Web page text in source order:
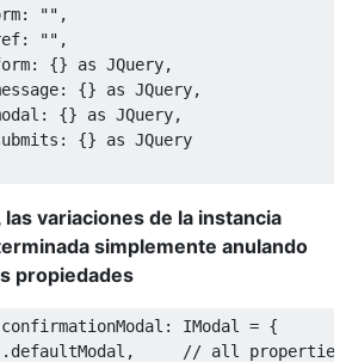
: "" ,
: "" ,
: {} as JQuery,
: {} as JQuery,
: {} as JQuery,
: {} as JQuery
las variaciones de la instancia
simplemente anulando
propiedades
confirmationModal : IModal = {
defaultModal ,
// all properties/